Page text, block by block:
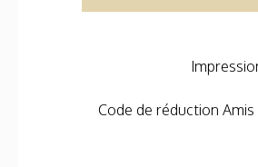
Code de réduction Amis